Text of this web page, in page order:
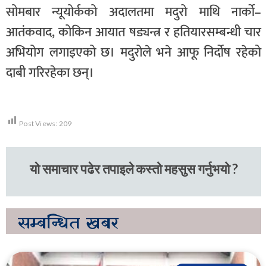
सोमबार न्यूयोर्कको अदालतमा मदुरो माथि नार्को–
आतंकवाद, कोकिन आयात षड्यन्त्र र हतियारसम्बन्धी चार
अभियोग लगाइएको छ। मदुरोले भने आफू निर्दोष रहेको
दाबी गरिरहेका छन्।
Post Views: 209
यो समाचार पढेर तपाइले कस्तो महसुस गर्नुभयो ?
सम्बन्धित खबर